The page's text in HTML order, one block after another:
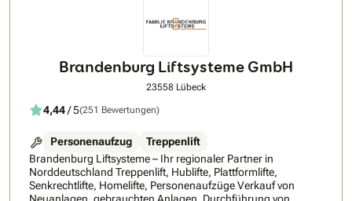
Brandenburg Liftsysteme GmbH
23558 Lübeck
4,44/ 5(251 Bewertungen)
Personenaufzug
Treppenlift
Brandenburg Liftsysteme – Ihr regionaler Partner in
Norddeutschland Treppenlift, Hublifte, Plattformlifte,
Senkrechtlifte, Homelifte, Personenaufzüge Verkauf von